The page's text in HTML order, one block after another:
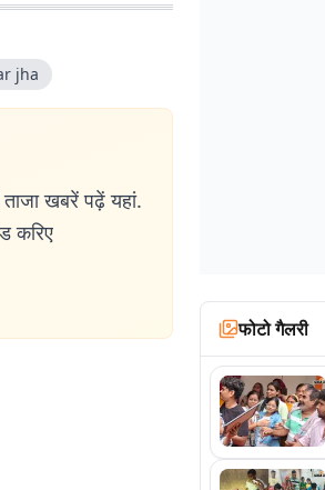
jha
खबरें पढ़ें यहां.
करिए
फोटो गैलरी